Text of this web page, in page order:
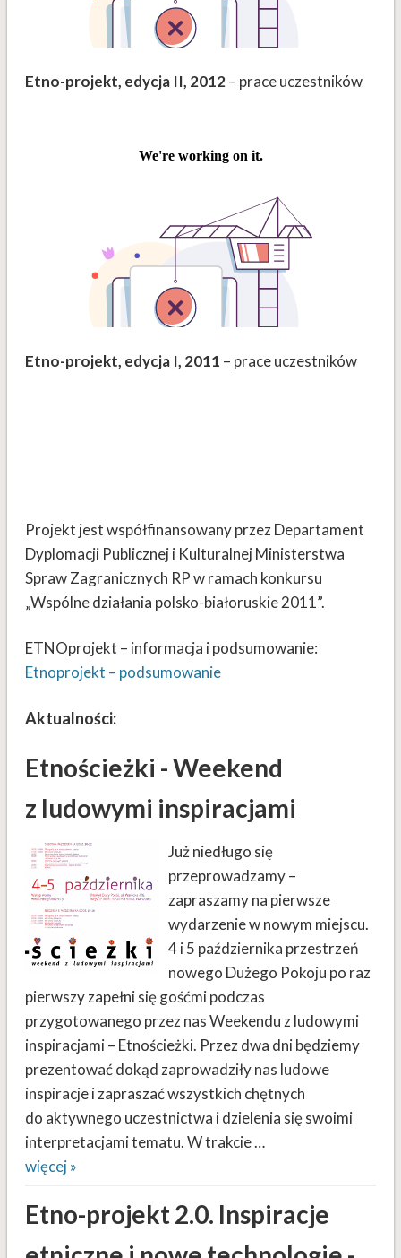
Etno-projekt, edycja II, 2012– prace uczestników
Etno-projekt, edycja I, 2011 – prace uczestników
Projekt jest współfinansowany przez Departament
Dyplomacji Publicznej i Kulturalnej Ministerstwa
Spraw Zagranicznych RP w ramach konkursu
„Wspólne działania polsko-białoruskie 2011”.
ETNOprojekt – informacja i podsumowanie:
Etnoprojekt – podsumowanie
Aktualności:
Etnościeżki - Weekend
z ludowymi inspiracjami
Już niedługo się
przeprowadzamy –
zapraszamy na pierwsze
wydarzenie w nowym miejscu.
4 i 5 października przestrzeń
nowego Dużego Pokoju po raz
pierwszy zapełni się gośćmi podczas
przygotowanego przez nas Weekendu z ludowymi
inspiracjami – Etnościeżki. Przez dwa dni będziemy
prezentować dokąd zaprowadziły nas ludowe
inspiracje i zapraszać wszystkich chętnych
do aktywnego uczestnictwa i dzielenia się swoimi
interpretacjami tematu. W trakcie …
więcej »
Etno-projekt 2.0. Inspiracje